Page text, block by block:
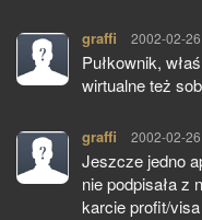
graffi pisze:
2002-02-
Pułkownik,
wirtualne też
graffi pisze:
2002-02-
Jeszcze jedno
nie podpisała z
karcie profit/